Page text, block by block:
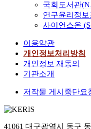
국회도서관
연구윤리정
사이언스온
이용약관
개인정보처리방침
개인정보 재동의
기관소개
저작물 게시중단요
41061 대구광역시 동구